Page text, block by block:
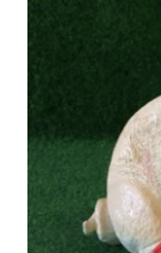
Nieuw
Koningsdag
Glasschilderij